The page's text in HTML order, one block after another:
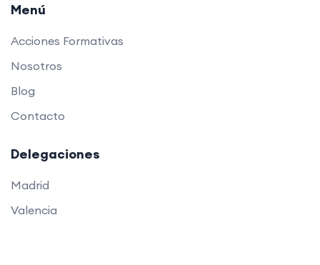
Menú
Acciones Formativas
Nosotros
Blog
Contacto
Delegaciones
Madrid
Valencia